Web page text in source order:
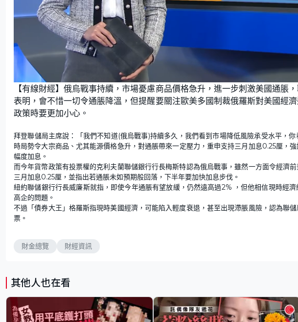
U
n
m
u
t
e
o
a
d
e
d
:
%
【有線財經】俄烏戰事持續，市場憂慮商品價格急升，進一步刺激美國通脹
表明，會不惜一切令通脹降溫，但提醒要關注歐美多國制裁俄羅斯對美國經
政策時要更加小心。
拜登聯儲局主席說：「我們不知道(俄烏戰事)持續多久，我們看到市場降低風險承受水平，
時局勢令大宗商品、尤其能源價格急升，對通脹帶來一定壓力，重申支持三月加息0.25厘，
幅度加息。
而今年貨幣政策有投票權的克利夫蘭聯儲銀行行長梅斯特認為俄烏戰事，雖然一方面令經濟
三月加息0.25厘，並指出若通脹未如預期般回落，下半年要加快加息步伐。
紐約聯儲銀行行長威廉斯就指，即使今年通脹有望放緩，仍然遠高過2% ，但他相信現時經
高企的問題。
不過「債券大王」格羅斯指現時美國經濟，可能陷入輕度衰退，甚至出現滯脹風險，認為聯
票。
財金總覽 財經資訊
其他人也在看